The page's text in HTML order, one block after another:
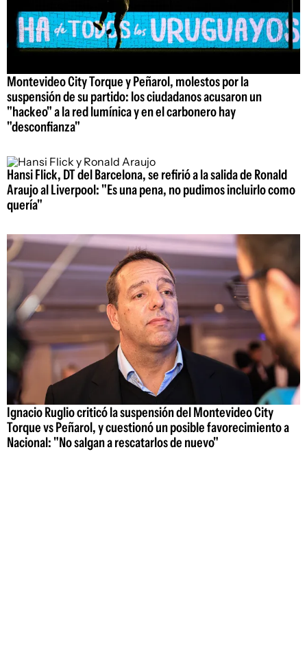
Montevideo City Torque y Peñarol, molestos por la
suspensión de su partido: los ciudadanos acusaron un
"hackeo" a la red lumínica y en el carbonero hay
"desconfianza"
Hansi Flick, DT del Barcelona, se refirió a la salida de Ronald
Araujo al Liverpool: "Es una pena, no pudimos incluirlo como
quería"
Ignacio Ruglio criticó la suspensión del Montevideo City
Torque vs Peñarol, y cuestionó un posible favorecimiento a
Nacional: "No salgan a rescatarlos de nuevo"